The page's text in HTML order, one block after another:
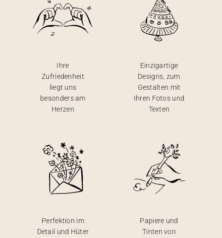
Ihre
Zufriedenheit
liegt uns
besonders am
Herzen
Einzigartige
Designs, zum
Gestalten mit
Ihren Fotos und
Texten
Perfektion im
Detail und Hüter
Papiere und
Tinten von